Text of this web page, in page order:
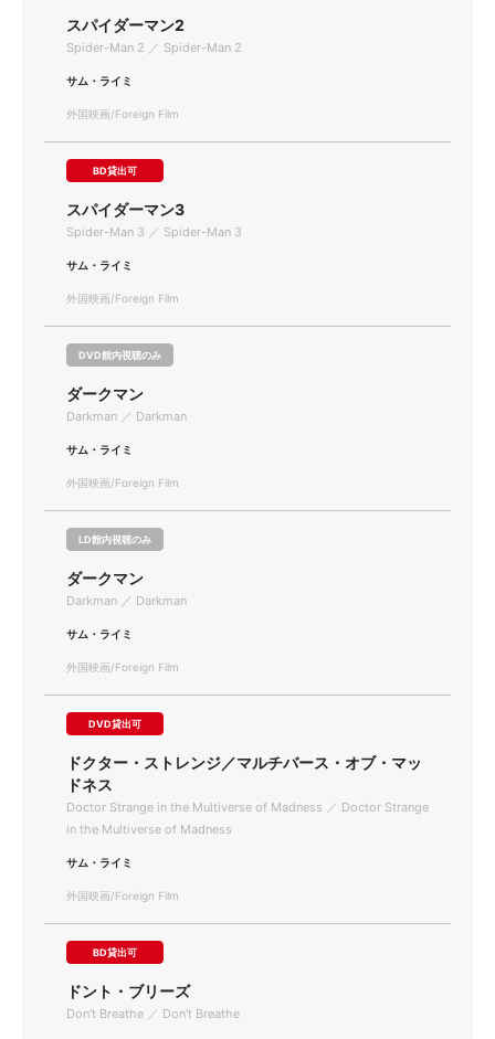
スパイダーマン2
Spider-Man 2 ／ Spider-Man 2
サム・ライミ
外国映画/Foreign Film
BD貸出可
スパイダーマン3
Spider-Man 3 ／ Spider-Man 3
サム・ライミ
外国映画/Foreign Film
DVD館内視聴のみ
ダークマン
Darkman ／ Darkman
サム・ライミ
外国映画/Foreign Film
LD館内視聴のみ
ダークマン
Darkman ／ Darkman
サム・ライミ
外国映画/Foreign Film
DVD貸出可
ドクター・ストレンジ／マルチバース・オブ・マッ
ドネス
Doctor Strange in the Multiverse of Madness ／ Doctor Strange
in the Multiverse of Madness
サム・ライミ
外国映画/Foreign Film
BD貸出可
ドント・ブリーズ
Don't Breathe ／ Don't Breathe